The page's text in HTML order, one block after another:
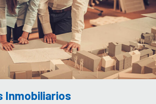
Inmobiliarios